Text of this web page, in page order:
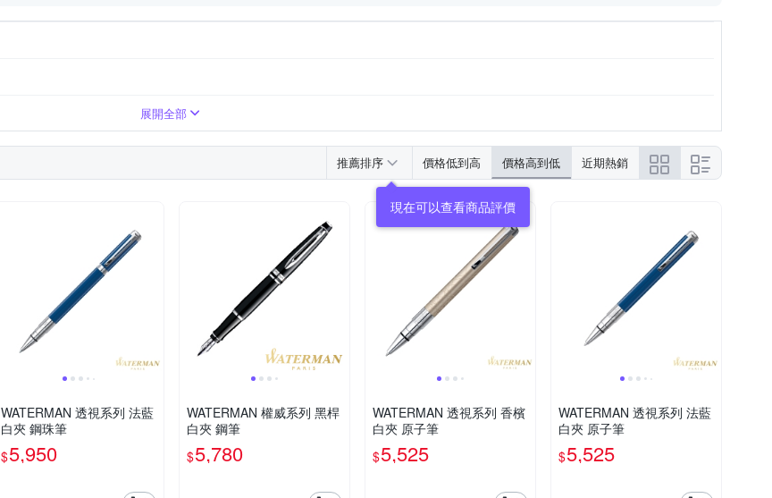
展開全部
推薦排序 價格低到高 價格高到低 近期熱銷
現在可以查看商品評價
WATERMAN 透視系列 法藍
白夾 鋼珠筆
$5,950
WATERMAN 權威系列 黑桿
白夾 鋼筆
$5,780
WATERMAN 透視系列 香檳
白夾 原子筆
$5,525
WATERMAN 透視系列 法藍
白夾 原子筆
$5,525